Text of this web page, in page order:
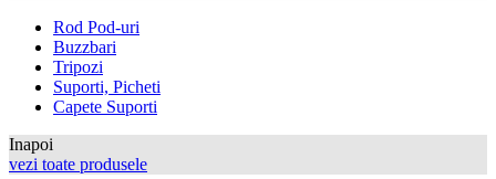
Rod Pod-uri
Buzzbari
Tripozi
Suporti, Picheti
Capete Suporti
Inapoi
vezi toate produsele